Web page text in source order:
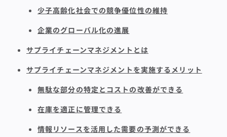
少子高齢化社会での競争優位性の維持
企業のグローバル化の進展
サプライチェーンマネジメントとは
サプライチェーンマネジメントを実施するメリット
無駄な部分の特定とコストの改善ができる
在庫を適正に管理できる
情報リソースを活用した需要の予測ができる